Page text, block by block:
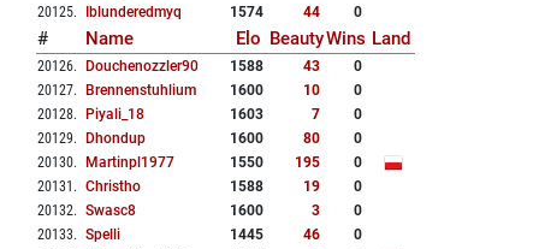
20125. Iblunderedmyq 1574 44 0
# Name Elo BeautyWins Land
20126. Douchenozzler90 1588 43
0
20127. Brennenstuhlium 1600 10
0
20128. Piyali_18 1603 7
0
20129. Dhondup 1600 80
0
20130. Martinpl1977 1550 195
0
20131 . Christho 1588 19
0
20132. Swasc8 1600 3
0
20133. Spelli 1445 46
0